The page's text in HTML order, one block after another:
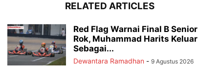
RELATED ARTICLES
Red Flag Warnai Final B Senior
Rok, Muhammad Harits Keluar
Sebagai...
Dewantara Ramadhan - 9 Agustus 2026